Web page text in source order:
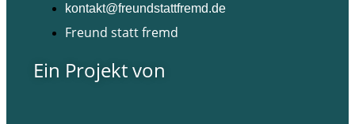
kontakt@freundstattfremd.de
Freund statt fremd
Ein Projekt von